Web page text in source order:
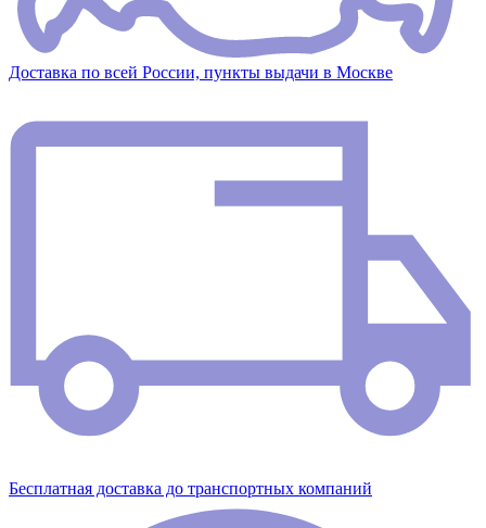
Доставка по всей России, пункты выдачи в Москве
Бесплатная доставка до транспортных компаний